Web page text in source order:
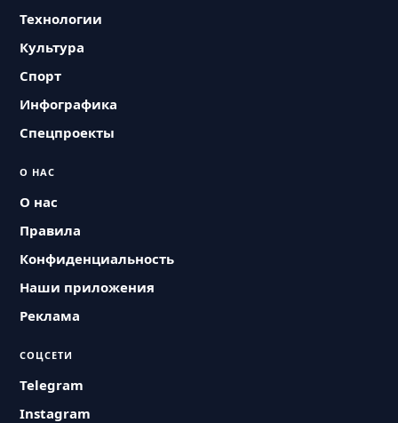
Технологии
Культура
Спорт
Инфографика
Спецпроекты
О НАС
О нас
Правила
Конфиденциальность
Наши приложения
Реклама
СОЦСЕТИ
Telegram
Instagram